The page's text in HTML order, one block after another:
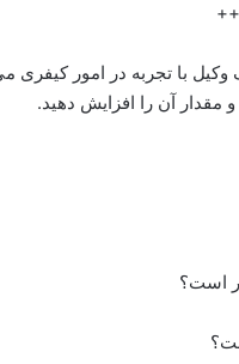
وکیل با تجربه در امور کیفری می
مقدار آن را افزایش دهید.
است؟